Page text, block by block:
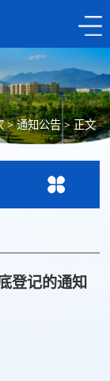
>通知公告>正文
登记的通知